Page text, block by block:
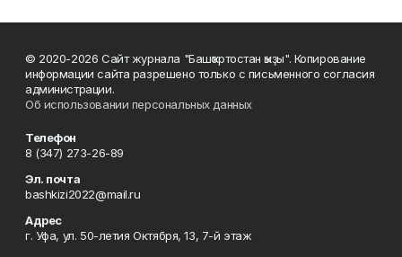
© 2020-2026 Сайт журнала "Башҡортостан ҡыҙы". Копирование
информации сайта разрешено только с письменного согласия
администрации.
Об использовании персональных данных
Телефон
8 (347) 273-26-89
Эл. почта
bashkizi2022@mail.ru
Адрес
г. Уфа, ул. 50-летия Октября, 13, 7-й этаж